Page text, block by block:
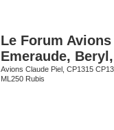
Le Forum
Emeraude,
Avions Claude Piel, CP1315
ML250 Rubis